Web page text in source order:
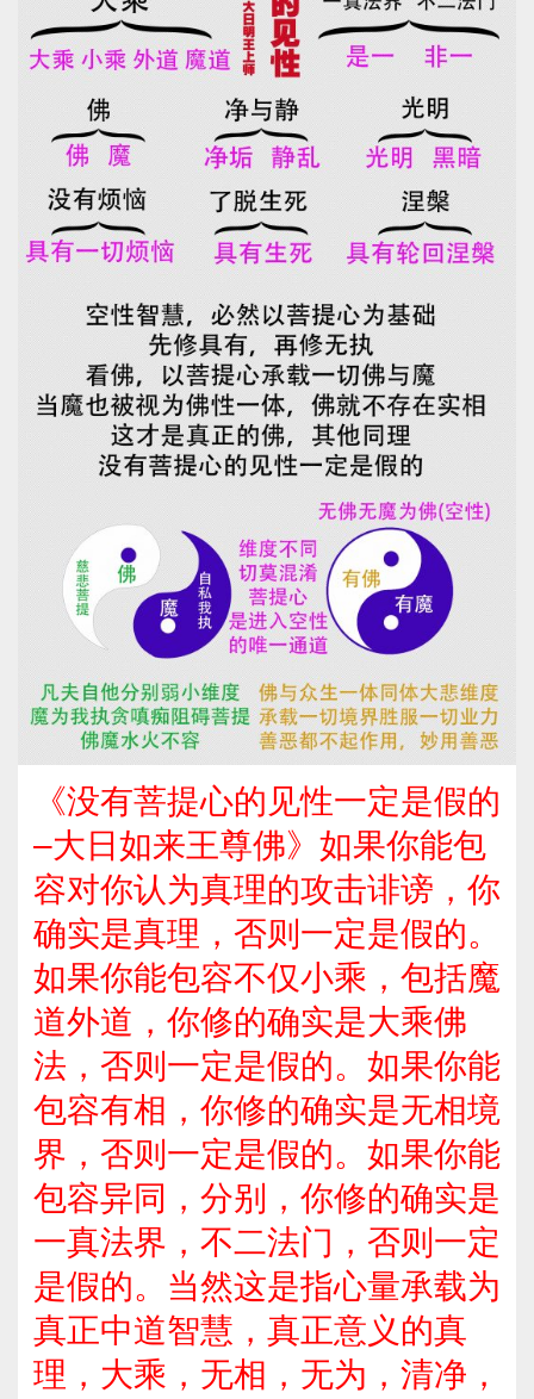
《没有菩提心的见性一定是假的
–大日如来王尊佛》如果你能包
容对你认为真理的攻击诽谤，你
确实是真理，否则一定是假的。
如果你能包容不仅小乘，包括魔
道外道，你修的确实是大乘佛
法，否则一定是假的。如果你能
包容有相，你修的确实是无相境
界，否则一定是假的。如果你能
包容异同，分别，你修的确实是
一真法界，不二法门，否则一定
是假的。当然这是指心量承载为
真正中道智慧，真正意义的真
理，大乘，无相，无为，清净，